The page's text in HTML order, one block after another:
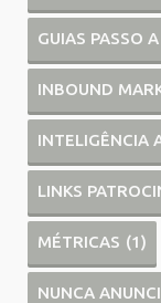
GUIAS PASSO
INBOUND
INTELIGÊNCIA
LINKS
MÉTRICAS (1)
NUNCA